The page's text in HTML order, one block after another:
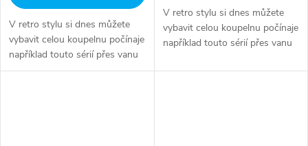
V retro stylu si dnes můžete
vybavit celou koupelnu počínaje
například touto sérií přes vanu
Retro, doplňky Diamond až po
V retro stylu si dnes můžete
vybavit celou koupelnu počínaje
například touto sérií přes vanu
keramiku Retro nebo Classic.